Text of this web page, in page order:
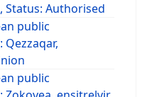
Status: Authorised
public
Qezzaqar,
public